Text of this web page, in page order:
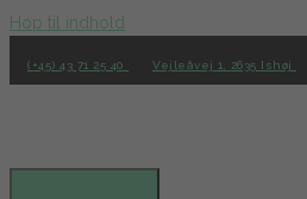
Hop til indhold
(+45) 43 71 25 40 Vejleåvej 1, 2635 Ishøj